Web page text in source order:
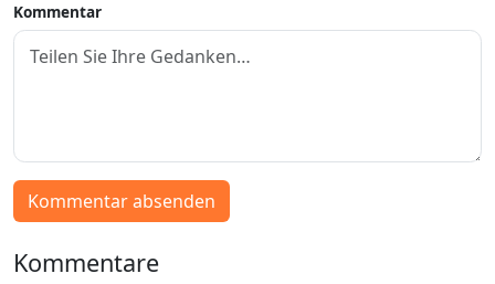
Kommentar
Kommentar absenden
Kommentare